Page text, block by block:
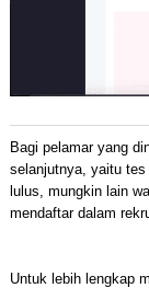
Bagi pelamar yang
selanjutnya, yaitu
lulus, mungkin lain
mendaftar dalam
Untuk lebih lengkap